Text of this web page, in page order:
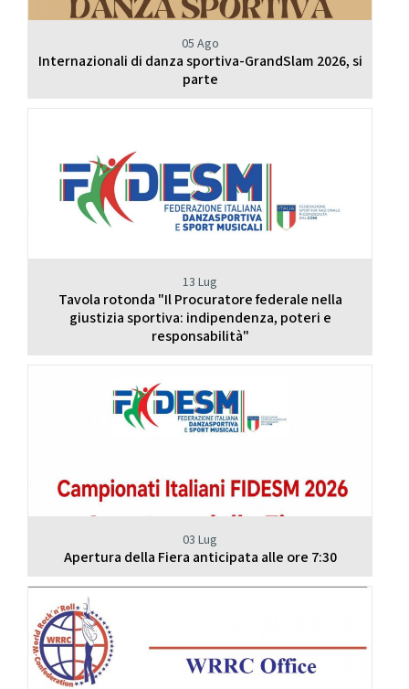
05 Ago
Internazionali di danza sportiva-GrandSlam 2026, si
parte
13 Lug
Tavola rotonda "Il Procuratore federale nella
giustizia sportiva: indipendenza, poteri e
responsabilità"
03 Lug
Apertura della Fiera anticipata alle ore 7:30